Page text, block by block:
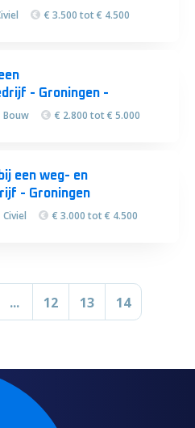
€ 3.500 tot € 4.500
- Groningen -
Bouw € 2.800 tot € 5.000
een weg- en
- Groningen
Civiel € 3.000 tot € 4.500
... 12 13 14